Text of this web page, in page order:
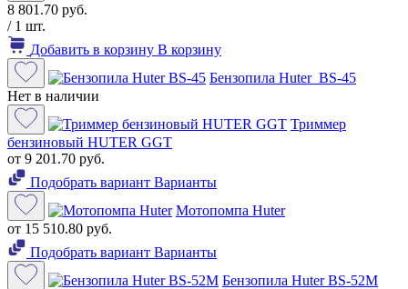
8 801.70 руб.
/ 1 шт.
Добавить в корзину В корзину
Бензопила Huter BS-45
Нет в наличии
Триммер
бензиновый HUTER GGT
от 9 201.70 руб.
Подобрать вариант Варианты
Мотопомпа Huter
от 15 510.80 руб.
Подобрать вариант Варианты
Бензопила Huter BS-52M